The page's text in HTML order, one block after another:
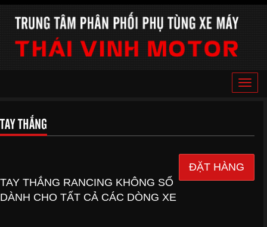
Toggle
TAY THẮNG
ĐẶT HÀNG
TAY THẮNG RANCING KHÔNG SỐ
DÀNH CHO TẤT CẢ CÁC DÒNG XE